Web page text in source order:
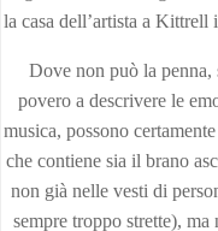
la casa dell’artista a
Dove non può la
povero a descrivere le
musica, possono
che contiene sia il brano
non già nelle vesti di
sempre troppo strette), ma